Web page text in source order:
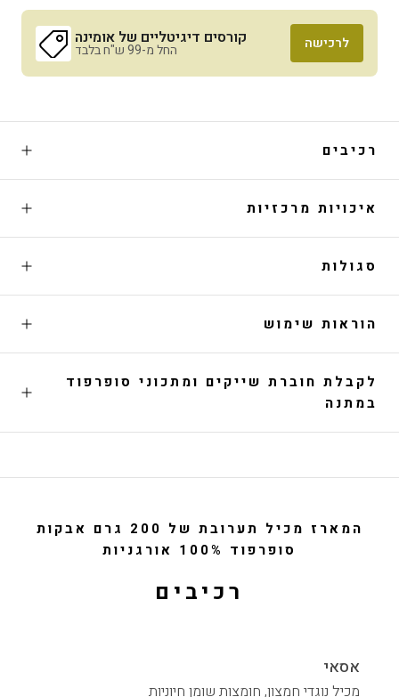
קורסים דיגיטליים של אומינה
החל מ-99 ש"ח בלבד לרכישה
רכיבים
איכויות מרכזיות
סגולות
הוראות שימוש
לקבלת חוברת שייקים ומתכוני סופרפוד
במתנה
המארז מכיל תערובת של 200 גרם אבקות
סופרפוד 100% אורגניות
רכיבים
אסאי
מכיל נוגדי חמצון, חומצות שומן חיוניות